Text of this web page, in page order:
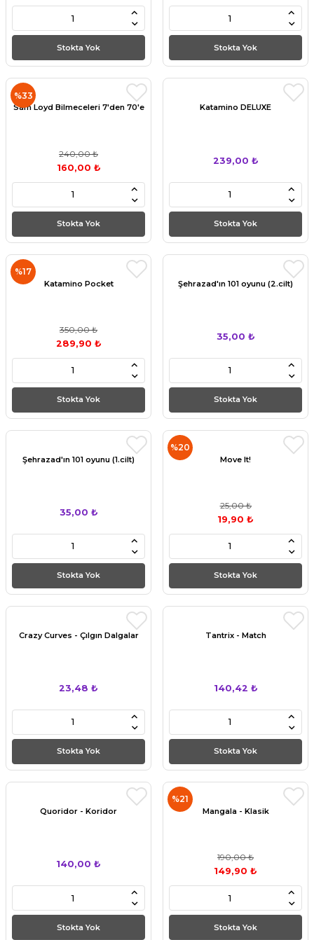
Stokta Yok Stokta Yok
%33
Sam Loyd Bilmeceleri 7'den 70'e
240,00 ₺
160,00 ₺
Stokta Yok
Katamino DELUXE
239,00 ₺
Stokta Yok
%17
Katamino Pocket
350,00 ₺
289,90 ₺
Stokta Yok
Şehrazad'ın 101 oyunu (2.cilt)
35,00 ₺
Stokta Yok
Şehrazad'ın 101 oyunu (1.cilt)
35,00 ₺
Stokta Yok
%20
Move It!
25,00 ₺
19,90 ₺
Stokta Yok
Crazy Curves - Çılgın Dalgalar
23,48 ₺
Stokta Yok
Tantrix - Match
140,42 ₺
Stokta Yok
Quoridor - Koridor
140,00 ₺
Stokta Yok
%21
Mangala - Klasik
190,00 ₺
149,90 ₺
Stokta Yok